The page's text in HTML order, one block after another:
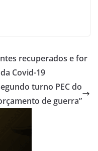
recuperados e for
Covid-19
turno PEC do
de guerra”